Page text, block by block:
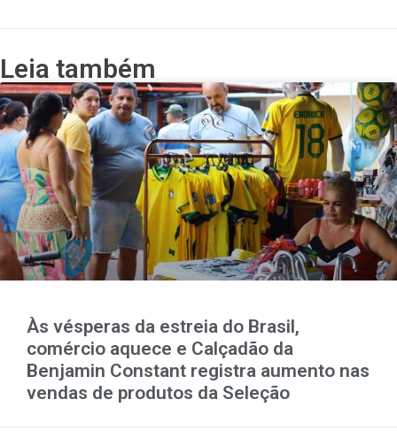
Leia também
Às vésperas da estreia do Brasil,
comércio aquece e Calçadão da
Benjamin Constant registra aumento nas
vendas de produtos da Seleção